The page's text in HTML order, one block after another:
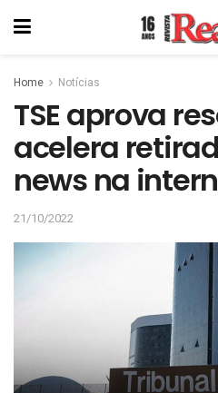
Home Notícias
TSE aprova
acelera
news na
21/10/2022